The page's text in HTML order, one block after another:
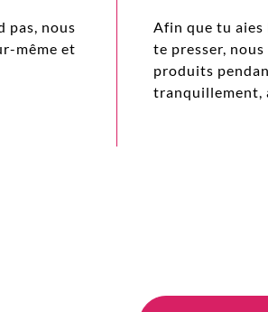
pas, nous
même et
Afin que tu aies
te presser,
produits
tranquillement,